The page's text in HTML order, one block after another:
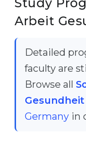
Study
Arbeit
Detailed
faculty are
Browse all
Gesundheit
Germany in